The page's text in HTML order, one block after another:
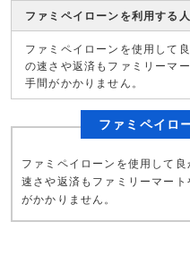
ファミペイローンを利用する
ファミペイローンを使用して
の速さや返済もファミリーマ
手間がかかりません。
ファミペイロ
ファミペイローンを使用して
速さや返済もファミリーマー
がかかりません。